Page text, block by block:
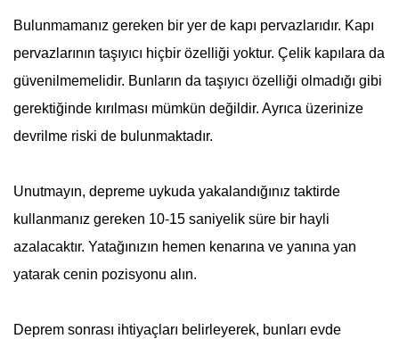
Bulunmamanız gereken bir yer de kapı pervazlarıdır. Kapı
pervazlarının taşıyıcı hiçbir özelliği yoktur. Çelik kapılara da
güvenilmemelidir. Bunların da taşıyıcı özelliği olmadığı gibi
gerektiğinde kırılması mümkün değildir. Ayrıca üzerinize
devrilme riski de bulunmaktadır.
Unutmayın, depreme uykuda yakalandığınız taktirde
kullanmanız gereken 10-15 saniyelik süre bir hayli
azalacaktır. Yatağınızın hemen kenarına ve yanına yan
yatarak cenin pozisyonu alın.
Depremsonrası ihtiyaçları belirleyerek, bunları evde